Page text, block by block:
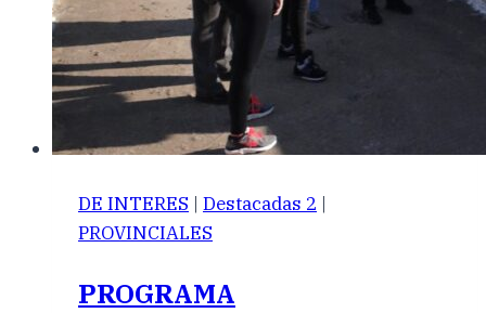
DE INTERES | Destacadas 2 |
PROVINCIALES
PROGRAMA